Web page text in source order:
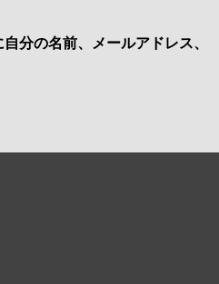
分の名前、メールアドレス、